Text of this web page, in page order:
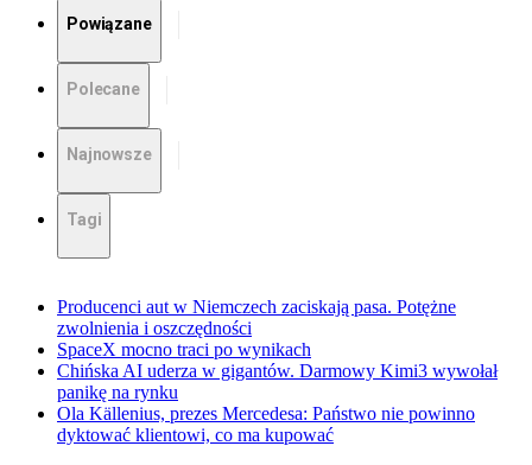
Powiązane
Polecane
Najnowsze
Tagi
Producenci aut w Niemczech zaciskają pasa. Potężne
zwolnienia i oszczędności
SpaceX mocno traci po wynikach
Chińska AI uderza w gigantów. Darmowy Kimi3 wywołał
panikę na rynku
Ola Källenius, prezes Mercedesa: Państwo nie powinno
dyktować klientowi, co ma kupować